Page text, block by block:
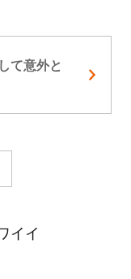
て意外と
イイ